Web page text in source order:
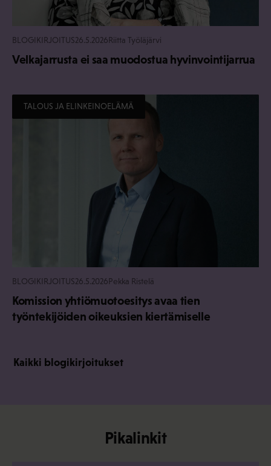
BLOGIKIRJOITUS26.5.2026Riitta Työläjärvi
Velkajarrusta ei saa muodostua hyvinvointijarrua
TALOUS JA ELINKEINOELÄMÄ
BLOGIKIRJOITUS26.5.2026Pekka Ristelä
Komission yhtiömuotoesitys avaa tien
työntekijöiden oikeuksien kiertämiselle
Kaikki blogikirjoitukset
Pikalinkit